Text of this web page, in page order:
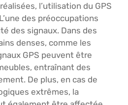
l’utilisation du GPS
des préoccupations
des signaux. Dans des
denses, comme les
GPS peuvent être
entraînant des
De plus, en cas de
extrêmes, la